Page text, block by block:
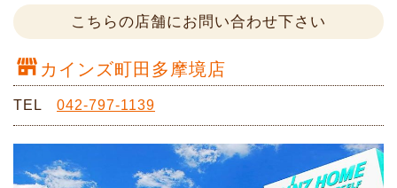
こちらの店舗にお問い合わせ下さい
カインズ町田多摩境店
TEL 042-797-1139